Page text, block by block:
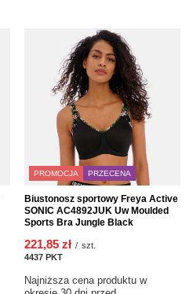
PROMOCJA PRZECENA
Biustonosz sportowy Freya Active
SONIC AC4892JUK Uw Moulded
Sports Bra Jungle Black
221,85 zł / szt.
4437 PKT
Najniższa cena produktu w